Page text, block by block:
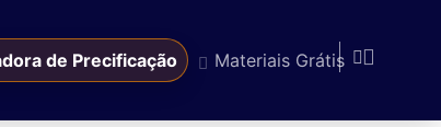
de Precificação Materiais Grátis